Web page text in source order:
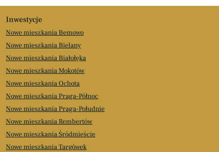
Inwestycje
Nowe mieszkania Bemowo
Nowe mieszkania Bielany
Nowe mieszkania Białołęka
Nowe mieszkania Mokotów
Nowe mieszkania Ochota
Nowe mieszkania Praga-Północ
Nowe mieszkania Praga-Południe
Nowe mieszkania Rembertów
Nowe mieszkania Śródmieście
Nowe mieszkania Targówek